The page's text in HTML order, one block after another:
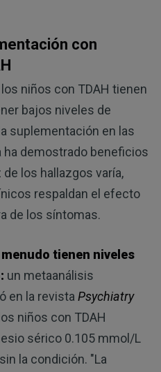
con
niños con TDAH tienen
bajos niveles de
suplementación en las
demostrado beneficios
los hallazgos varía,
respaldan el efecto
de los síntomas.
menudo tienen niveles
un metaanálisis
en la revista Psychiatry
niños con TDAH
sérico 0.105 mmol/L
la condición. "La